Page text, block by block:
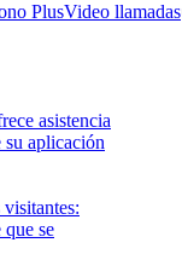
PlusVideo llamadas
asistencia
su aplicación
que se